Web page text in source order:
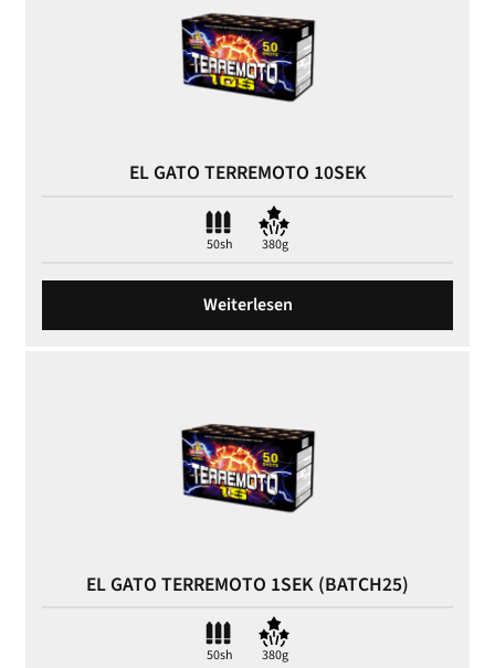
EL GATO TERREMOTO 10SEK
50sh 380g
Weiterlesen
EL GATO TERREMOTO 1SEK (BATCH25)
50sh 380g